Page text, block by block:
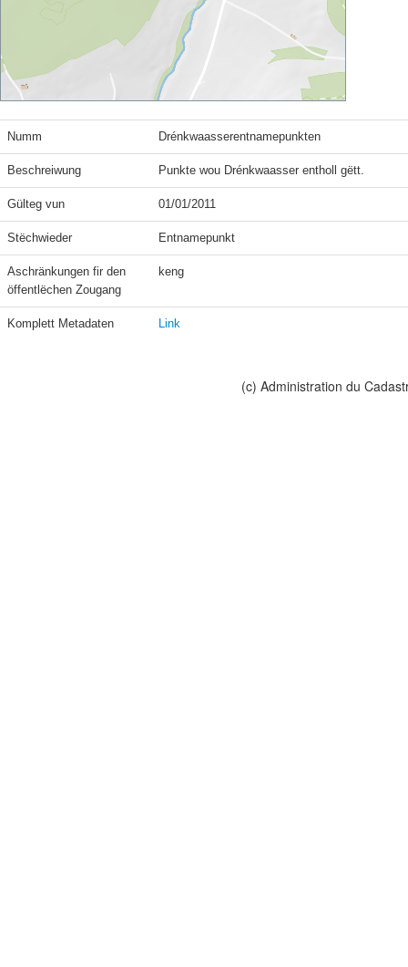
Numm Drénkwaasserentnamepunkten
Beschreiwung Punkte wou Drénkwaasser entholl gëtt.
Gülteg vun 01/01/2011
Stëchwieder Entnamepunkt
Aschränkungen fir den
öffentlëchen Zougang
keng
Komplett Metadaten Link
(c) Administration du